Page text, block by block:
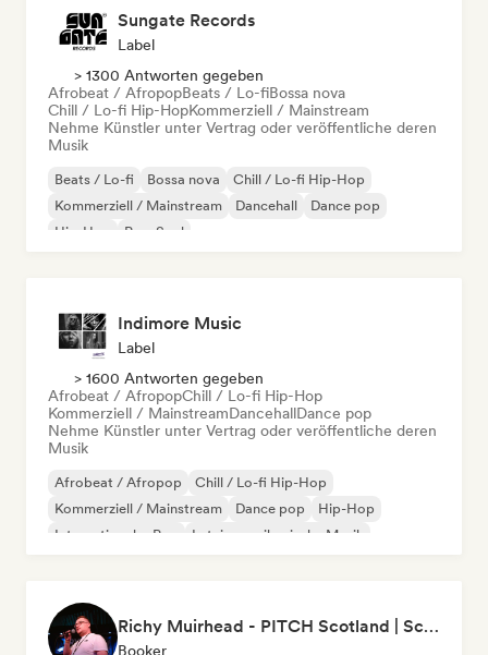
Sungate Records
Label
> 1300 Antworten gegeben
Afrobeat / AfropopBeats / Lo-fiBossa nova
Chill / Lo-fi Hip-HopKommerziell / Mainstream
Nehme Künstler unter Vertrag oder veröffentliche deren
Musik
Beats / Lo-fi Bossa nova
Chill / Lo-fi Hip-Hop
Kommerziell / Mainstream
Dancehall
Dance pop
Hip-Hop
Pop-Soul
Indimore Music
Label
> 1600 Antworten gegeben
Afrobeat / AfropopChill / Lo-fi Hip-Hop
Kommerziell / MainstreamDancehallDance pop
Nehme Künstler unter Vertrag oder veröffentliche deren
Musik
Afrobeat / Afropop
Chill / Lo-fi Hip-Hop
Kommerziell / Mainstream
Dance pop
Hip-Hop
Internationaler Pop
Lateinamerikanische Musik
Richy Muirhead - PITCH Scotland | Scottish Alternative Music Awards (SAMA)
Booker